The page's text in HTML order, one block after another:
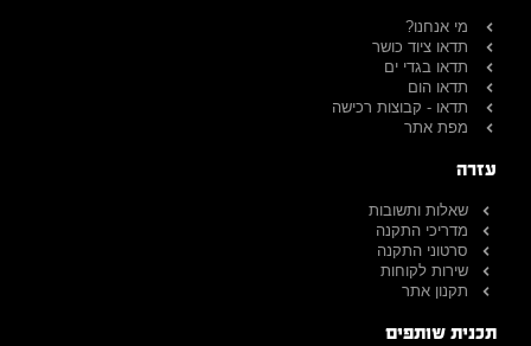
מי אנחנו?
תדאו ציוד כושר
תדאו בגדי ים
תדאו הום
תדאו - קבוצות רכישה
מפת אתר
עזרה
שאלות ותשובות
מדריכי התקנה
סרטוני התקנה
שירות לקוחות
תקנון אתר
תכנית שותפים